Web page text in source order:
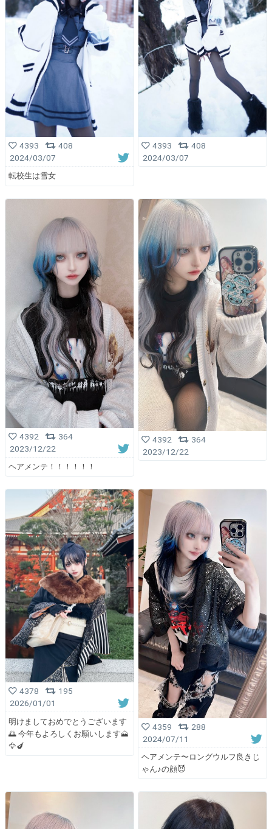
4393
408
2024/03/07
転校生は雪女
4393
408
2024/03/07
4392
364
2023/12/22
ヘアメンテ！！！！！！
4392
364
2023/12/22
4378
195
2026/01/01
明けましておめでとうございます
🌅 今年もよろしくお願いします🗻
🦅🍆
4359
288
2024/07/11
ヘアメンテ〜ロングウルフ良きじ
ゃん♪の顔😈